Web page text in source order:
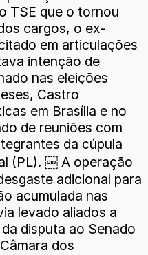
TSE que o tornou
cargos, o ex-
em articulações
intenção de
nas eleições
Castro
em Brasília e no
de reuniões com
da cúpula
(PL). ￼ A operação
adicional para
acumulada nas
levado aliados a
disputa ao Senado
dos